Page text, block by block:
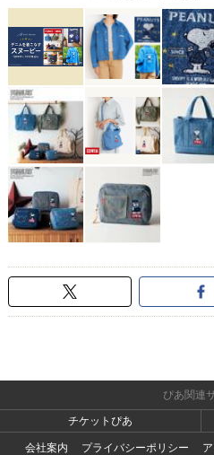
ぴあ関連
チケットぴあ
会社案内
プライバシーポリシー